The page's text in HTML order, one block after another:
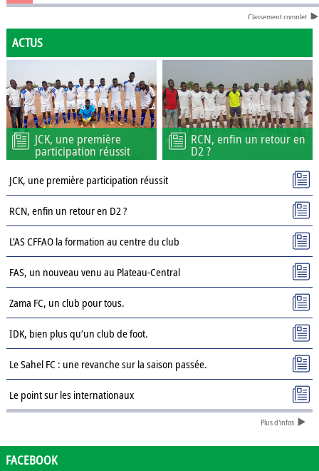
Classement complet
ACTUS
JCK, une première
participation réussit
RCN, enfin un retour en
D2 ?
JCK, une première participation réussit
RCN, enfin un retour en D2 ?
L’AS CFFAO la formation au centre du club
FAS, un nouveau venu au Plateau-Central
Zama FC, un club pour tous.
IDK, bien plus qu’un club de foot.
Le Sahel FC : une revanche sur la saison passée.
Le point sur les internationaux
Présentation des clubs de D3 : ASPC Tenkodogo
Plus d'infos
FACEBOOK